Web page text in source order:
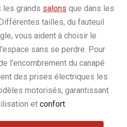
les grands salons que dans les
tailles, du fauteuil
vous aident à choisir le
sans se perdre. Pour
l'encombrement du canapé
des prises électriques les
motorisés, garantissant
et confort.